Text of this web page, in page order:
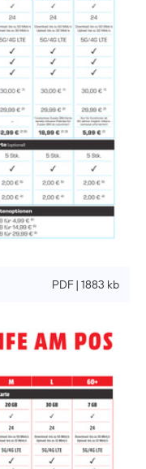
PDF | 1883 kb